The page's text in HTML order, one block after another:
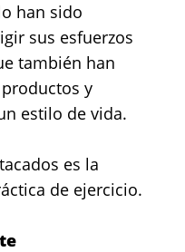
han sido
sus esfuerzos
también han
y
estilo de vida.
es la
de ejercicio.